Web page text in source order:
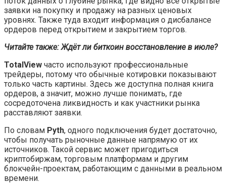
заявки на покупку и продажу на разных ценовых
уровнях. Также туда входит информация о дисбалансе
ордеров перед открытием и закрытием торгов.
Читайте также:Ждёт ли биткоин восстановление в июле?
TotalView часто используют профессиональные
трейдеры, потому что обычные котировки показывают
только часть картины. Здесь же доступна полная книга
ордеров, а значит, можно лучше понимать, где
сосредоточена ликвидность и как участники рынка
расставляют заявки.
По словам Pyth, одного подключения будет достаточно,
чтобы получать рыночные данные напрямую от их
источников. Такой сервис может пригодиться
криптобиржам, торговым платформам и другим
блокчейн-проектам, работающим с данными в реальном
времени.